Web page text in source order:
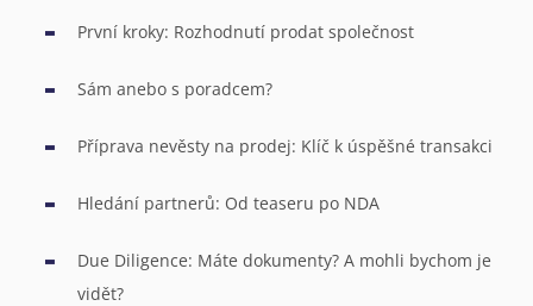
První kroky: Rozhodnutí prodat společnost
Sám anebo s poradcem?
Příprava nevěsty na prodej: Klíč k úspěšné transakci
Hledání partnerů: Od teaseru po NDA
Due Diligence: Máte dokumenty? A mohli bychom je
vidět?